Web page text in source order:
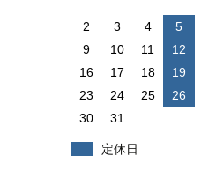
2
3 4 5
9
10 11 12
16
17 18 19
23
24 25 26
30
31
定休日